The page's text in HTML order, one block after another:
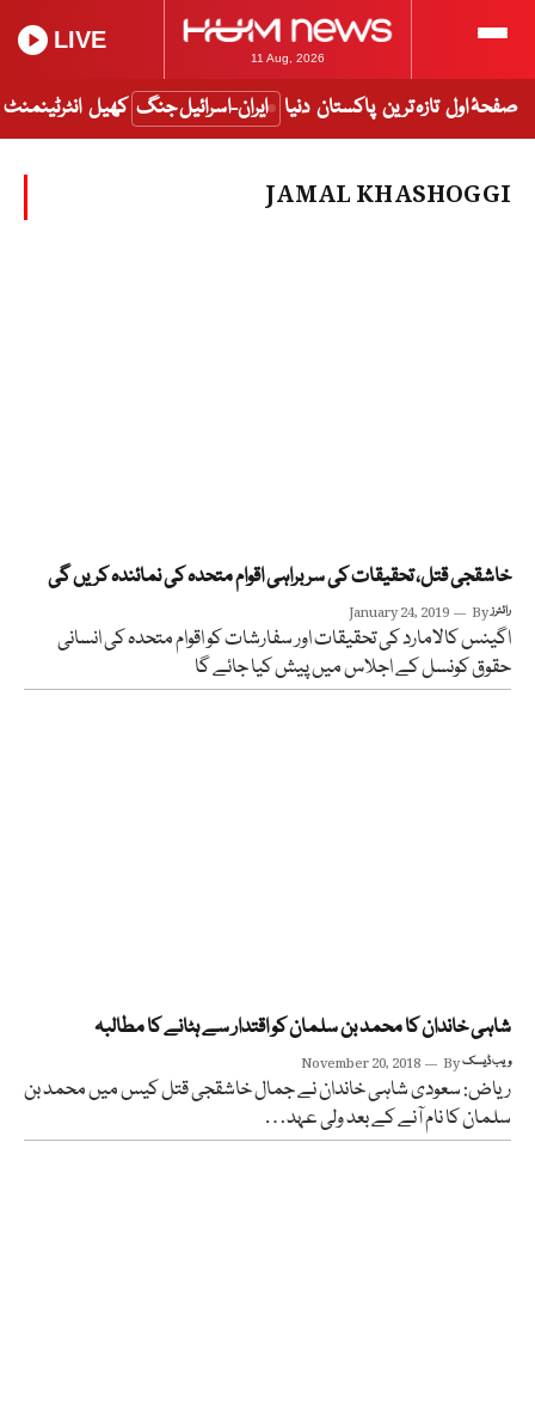
11 Aug, 2026
LIVE
صفحۂ اول تازہ ترین پاکستان دنیا ایران-اسرائیل جنگ کھیل انٹرٹینمنٹ
JAMAL KHASHOGGI
خاشقجی قتل، تحقیقات کی سربراہی اقوام متحدہ کی نمائندہ کریں گی
January 24, 2019 Byرائٹرز
اگینس کالامارد کی تحقیقات اور سفارشات کو اقوام متحدہ کی انسانی
حقوق کونسل کے اجلاس میں پیش کیا جائے گا
شاہی خاندان کا محمد بن سلمان کو اقتدار سے ہٹانے کا مطالبہ
November 20, 2018 Byویب ڈیسک
ریاض: سعودی شاہی خاندان نے جمال خاشقجی قتل کیس میں محمد بن
سلمان کا نام آنے کے بعد ولی عہد…